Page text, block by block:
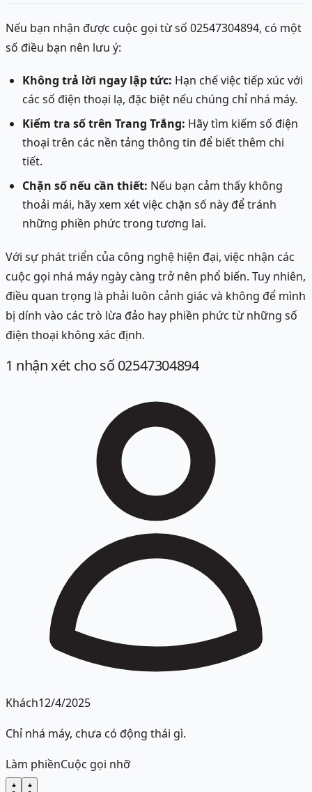
Nếu bạn nhận được cuộc gọi từ số 02547304894, có một
số điều bạn nên lưu ý:
Không trả lời ngay lập tức: Hạn chế việc tiếp xúc với
các số điện thoại lạ, đặc biệt nếu chúng chỉ nhá máy.
Kiểm tra số trên Trang Trắng: Hãy tìm kiếm số điện
thoại trên các nền tảng thông tin để biết thêm chi
tiết.
Chặn số nếu cần thiết: Nếu bạn cảm thấy không
thoải mái, hãy xem xét việc chặn số này để tránh
những phiền phức trong tương lai.
Với sự phát triển của công nghệ hiện đại, việc nhận các
cuộc gọi nhá máy ngày càng trở nên phổ biến. Tuy nhiên,
điều quan trọng là phải luôn cảnh giác và không để mình
bị dính vào các trò lừa đảo hay phiền phức từ những số
điện thoại không xác định.
1 nhận xét cho số 02547304894
Khách12/4/2025
Chỉ nhá máy, chưa có động thái gì.
Làm phiềnCuộc gọi nhỡ